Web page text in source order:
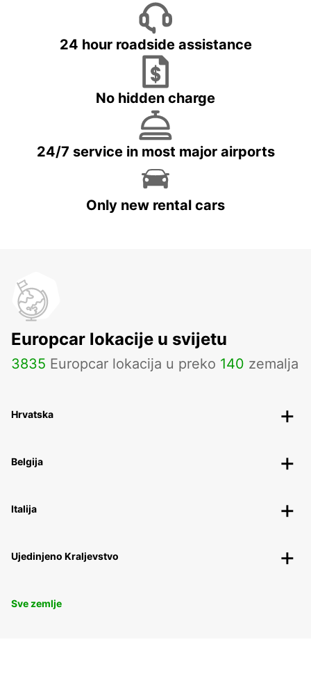
24 hour roadside assistance
No hidden charge
24/7 service in most major airports
Only new rental cars
Europcar lokacije u svijetu
3835 Europcar lokacija u preko 140 zemalja
Hrvatska
Belgija
Italija
Ujedinjeno Kraljevstvo
Sve zemlje